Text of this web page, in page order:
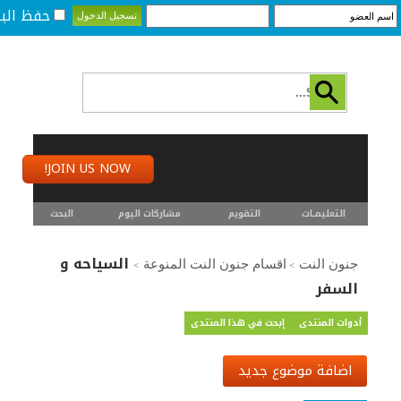
حفظ
JOIN US NOW!
التعليمـــات التقويم مشاركات اليوم البحث
جنون النت > اقسام جنون النت المنوعة > السياحه و
السفر
أدوات المنتدى إبحث في هذا المنتدى
اضافة موضوع جديد